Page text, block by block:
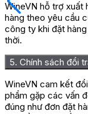
WineVN hỗ trợ xuất
hàng theo yêu cầu
công ty khi đặt
thời.
5. Chính sách đổi
WineVN cam kết
phẩm gặp các vấn
đúng như đơn đặt